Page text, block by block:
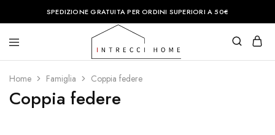
SPEDIZIONE GRATUITA PER ORDINI SUPERIORI A 50€
Intrecci
Home
Casa
è
il
posto
del
Home Famiglia Coppia federe
Coppia federe